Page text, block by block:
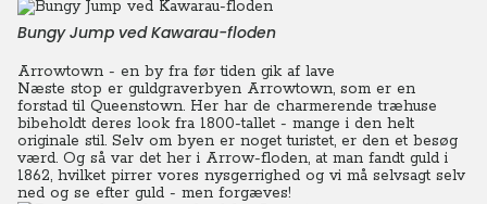
Bungy Jump ved Kawarau-floden
Arrowtown - en by fra før tiden gik af lave
Næste stop er guldgraverbyen Arrowtown, som er en
forstad til Queenstown. Her har de charmerende træhuse
bibeholdt deres look fra 1800-tallet - mange i den helt
originale stil. Selv om byen er noget turistet, er den et besøg
værd. Og så var det her i Arrow-floden, at man fandt guld i
1862, hvilket pirrer vores nysgerrighed og vi må selvsagt selv
ned og se efter guld - men forgæves!